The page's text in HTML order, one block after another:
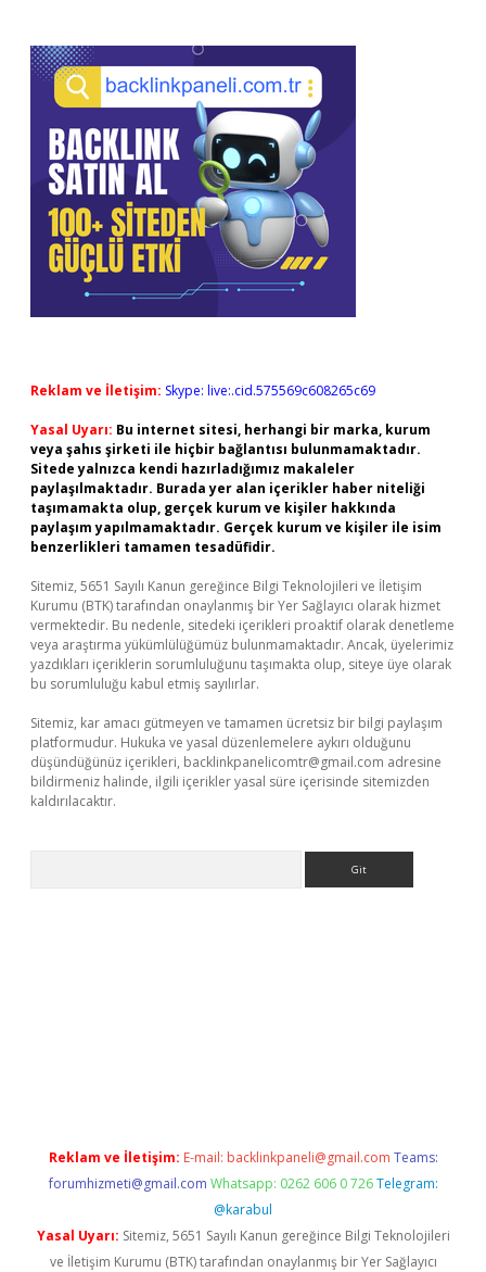
Reklam ve İletişim: Skype: live:.cid.575569c608265c69
Yasal Uyarı: Bu internet sitesi, herhangi bir marka, kurum
veya şahıs şirketi ile hiçbir bağlantısı bulunmamaktadır.
Sitede yalnızca kendi hazırladığımız makaleler
paylaşılmaktadır. Burada yer alan içerikler haber niteliği
taşımamakta olup, gerçek kurum ve kişiler hakkında
paylaşım yapılmamaktadır. Gerçek kurum ve kişiler ile isim
benzerlikleri tamamen tesadüfidir.
Sitemiz, 5651 Sayılı Kanun gereğince Bilgi Teknolojileri ve İletişim
Kurumu (BTK) tarafından onaylanmış bir Yer Sağlayıcı olarak hizmet
vermektedir. Bu nedenle, sitedeki içerikleri proaktif olarak denetleme
veya araştırma yükümlülüğümüz bulunmamaktadır. Ancak, üyelerimiz
yazdıkları içeriklerin sorumluluğunu taşımakta olup, siteye üye olarak
bu sorumluluğu kabul etmiş sayılırlar.
Sitemiz, kar amacı gütmeyen ve tamamen ücretsiz bir bilgi paylaşım
platformudur. Hukuka ve yasal düzenlemelere aykırı olduğunu
düşündüğünüz içerikleri, backlinkpanelicomtr@gmail.com adresine
bildirmeniz halinde, ilgili içerikler yasal süre içerisinde sitemizden
kaldırılacaktır.
Reklam ve İletişim: E-mail: backlinkpaneli@gmail.com Teams:
forumhizmeti@gmail.com Whatsapp: 0262 606 0 726 Telegram:
@karabul
Yasal Uyarı: Sitemiz, 5651 Sayılı Kanun gereğince Bilgi Teknolojileri
ve İletişim Kurumu (BTK) tarafından onaylanmış bir Yer Sağlayıcı